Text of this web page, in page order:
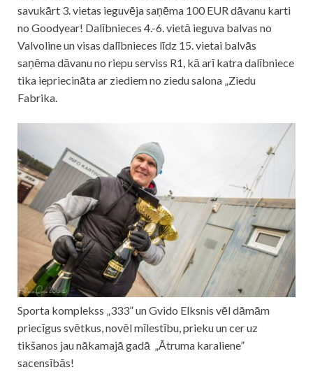
savukārt 3. vietas ieguvēja saņēma 100 EUR dāvanu karti
no Goodyear! Dalībnieces 4.-6. vietā ieguva balvas no
Valvoline un visas dalībnieces līdz 15. vietai balvās
saņēma dāvanu no riepu serviss R1, kā arī katra dalībniece
tika iepriecināta ar ziediem no ziedu salona „Ziedu
Fabrika.
Sporta komplekss „333” un Gvido Elksnis vēl dāmām
priecīgus svētkus, novēl mīlestību, prieku un cer uz
tikšanos jau nākamajā gadā „Ātruma karaliene”
sacensībās!